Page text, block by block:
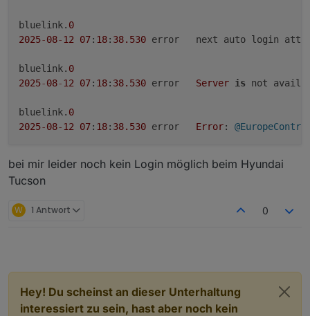
bluelink. 0
2025-08-12 07: 18: 38.530
error	next auto login
bluelink. 0
2025-08-12 07: 18: 38.530 Server is not
bluelink. 0
2025-08-12 07: 18: 38.530 Error:
bei mir leider noch kein Login möglich beim Hyundai
Tucson
W 1 Antwort 0
Hey! Du scheinst an dieser Unterhaltung
interessiert zu sein, hast aber noch kein